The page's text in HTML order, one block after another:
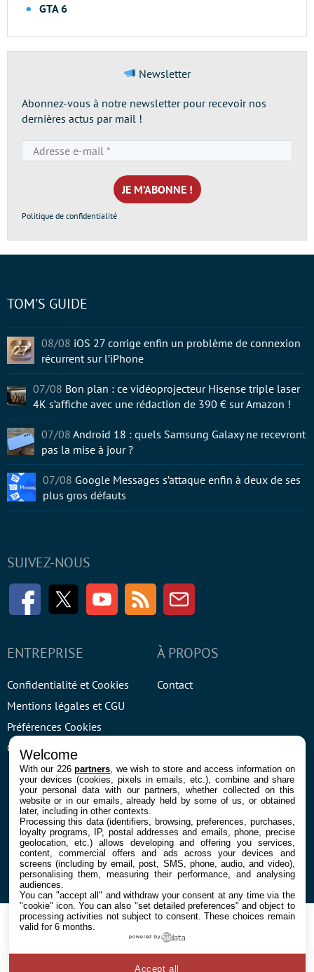
GTA 6
Newsletter
Abonnez-vous à notre newsletter pour recevoir nos
dernières actus par mail !
e-
mail
*
Politique de confidentialité
SUIVEZ-NOUS
FacebookTwitter Youtube RSS Newsletter
ENTREPRISE
Confidentialité et Cookies
Mentions légales et CGU
Préférences Cookies
Qui sommes nous
À PROPOS
Contact
© 2026 Galaxie Media Tous droits réservés
TOM'S GUIDE
08/08 iOS 27 corrige enfin un problème de connexion
récurrent sur l’iPhone
07/08 Bon plan : ce vidéoprojecteur Hisense triple laser
4K s’affiche avec une rédaction de 390 € sur Amazon !
07/08 Android 18 : quels Samsung Galaxy ne recevront
pas la mise à jour ?
07/08 Google Messages s’attaque enfin à deux de ses
plus gros défauts
Welcome
With our 226partners , we wish to store and access information on
your devices (cookies, pixels in emails, etc.), combine and share
your personal data with our partners, whether collected on this
website or in our emails, already held by some of us, or obtained
later, including in other contexts.
Processing this data (identifiers, browsing, preferences, purchases,
loyalty programs, IP, postal addresses and emails, phone, precise
geolocation, etc.) allows developing and offering you services,
content, commercial offers and ads across your devices and
screens (including by email, post, SMS, phone, audio, and video),
personalising them, measuring their performance, and analysing
audiences.
You can "accept all" and withdraw your consent at any time via the
"cookie" icon. You can also "set detailed preferences" and object to
processing activities not subject to consent. These choices remain
valid for 6 months.
powered by
Accept all